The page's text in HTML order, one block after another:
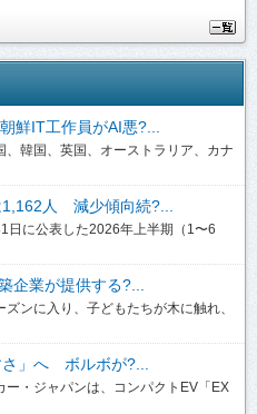
鮮IT工作員がAI悪?...
韓国、英国、オーストラリア、カナ
人 減少傾向続?...
日に公表した2026年上半期（1〜6
業が提供する?...
ンに入り、子どもたちが木に触れ、
」へ ボルボが?...
・ジャパンは、コンパクトEV「EX